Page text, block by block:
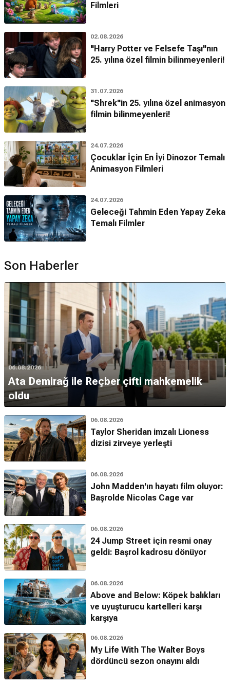
Filmleri
02.08.2026
"Harry Potter ve Felsefe Taşı"nın
25. yılına özel filmin bilinmeyenleri!
31.07.2026
"Shrek"in 25. yılına özel animasyon
filmin bilinmeyenleri!
24.07.2026
Çocuklar İçin En İyi Dinozor Temalı
Animasyon Filmleri
24.07.2026
Geleceği Tahmin Eden Yapay Zeka
Temalı Filmler
Son Haberler
06.08.2026
Ata Demirağ ile Reçber çifti mahkemelik
oldu
06.08.2026
Taylor Sheridan imzalı Lioness
dizisi zirveye yerleşti
06.08.2026
John Madden'ın hayatı film oluyor:
Başrolde Nicolas Cage var
06.08.2026
24 Jump Street için resmi onay
geldi: Başrol kadrosu dönüyor
06.08.2026
Above and Below: Köpek balıkları
ve uyuşturucu kartelleri karşı
karşıya
06.08.2026
My Life With The Walter Boys
dördüncü sezon onayını aldı